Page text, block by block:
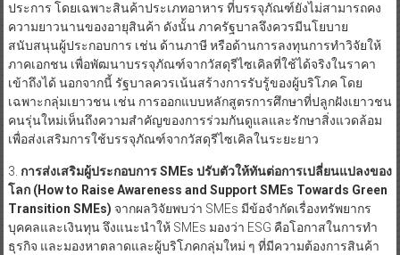
ประการ โดยเฉพาะสินค้าประเภทอาหาร ที่บรรจุภัณฑ์ยังไม่สามารถคง
ความยาวนานของอายุสินค้า ดังนั้น ภาครัฐบาลจึงควรมีนโยบาย
สนับสนุนผู้ประกอบการ เช่น ด้านภาษี หรือด้านการลงทุนการทำวิจัยให้
ภาคเอกชน เพื่อพัฒนาบรรจุภัณฑ์จากวัสดุรีไซเคิลที่ใช้ได้จริงในราคา
เข้าถึงได้ นอกจากนี้ รัฐบาลควรเน้นสร้างการรับรู้ของผู้บริโภค โดย
เฉพาะกลุ่มเยาวชน เช่น การออกแบบหลักสูตรการศึกษาที่ปลูกฝังเยาวชน
คนรุ่นใหม่เห็นถึงความสำคัญของการร่วมกันดูแลและรักษาสิ่งแวดล้อม
เพื่อส่งเสริมการใช้บรรจุภัณฑ์จากวัสดุรีไซเคิลในระยะยาว
3. การส่งเสริมผู้ประกอบการSMEs ปรับตัวให้ทันต่อการเปลี่ยนแปลงของ
โลก (How to Raise Awareness and Support SMEs Towards Green
Transition SMEs) จากผลวิจัยพบว่า SMEs มีข้อจำกัดเรื่องทรัพยากร
บุคคลและเงินทุน จึงแนะนำให้ SMEs มองว่า ESG คือโอกาสในการทำ
ธุรกิจ และมองหาตลาดและผู้บริโภคกลุ่มใหม่ ๆ ที่มีความต้องการสินค้า